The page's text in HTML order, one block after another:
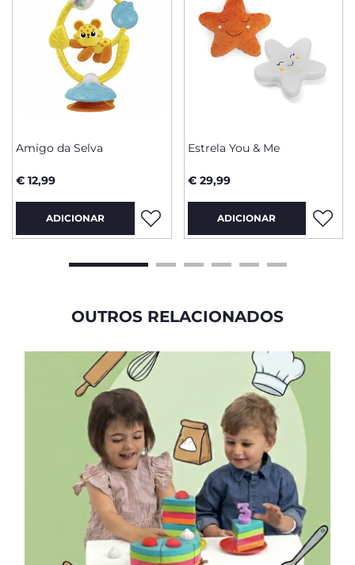
Amigo da Selva
€ 12,99
ADICIONAR
Estrela You & Me
€ 29,99
ADICIONAR
OUTROS RELACIONADOS